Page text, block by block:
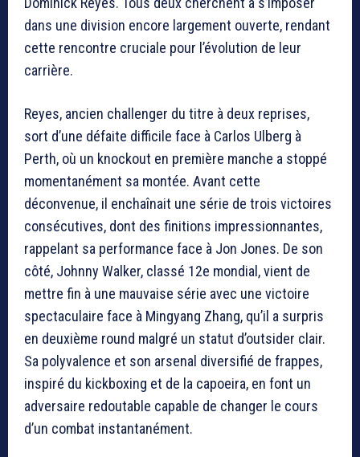
dans une division encore largement ouverte, rendant
cette rencontre cruciale pour l’évolution de leur
carrière.
Reyes, ancien challenger du titre à deux reprises,
sort d’une défaite difficile face à Carlos Ulberg à
Perth, où un knockout en première manche a stoppé
momentanément sa montée. Avant cette
déconvenue, il enchaînait une série de trois victoires
consécutives, dont des finitions impressionnantes,
rappelant sa performance face à Jon Jones. De son
côté, Johnny Walker, classé 12e mondial, vient de
mettre fin à une mauvaise série avec une victoire
spectaculaire face à Mingyang Zhang, qu’il a surpris
en deuxième round malgré un statut d’outsider clair.
Sa polyvalence et son arsenal diversifié de frappes,
inspiré du kickboxing et de la capoeira, en font un
adversaire redoutable capable de changer le cours
d’un combat instantanément.